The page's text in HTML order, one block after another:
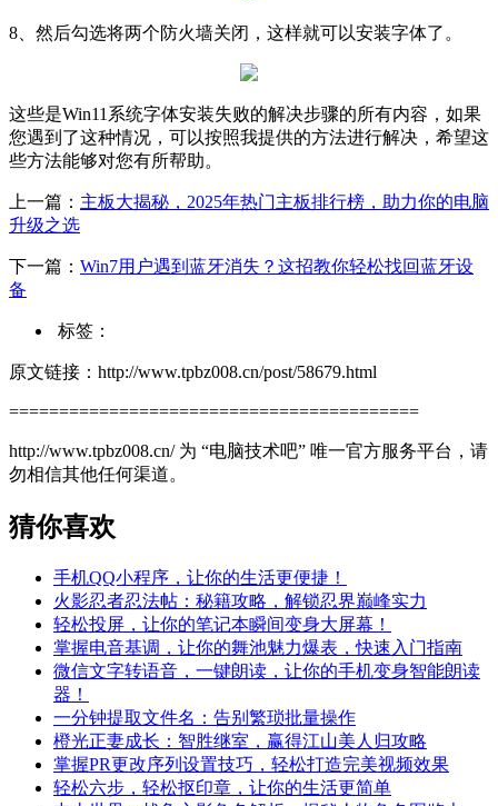
8、然后勾选将两个防火墙关闭，这样就可以安装字体了。
这些是Win11系统字体安装失败的解决步骤的所有内容，如果
您遇到了这种情况，可以按照我提供的方法进行解决，希望这
些方法能够对您有所帮助。
上一篇： 主板大揭秘，2025年热门主板排行榜，助力你的电脑
升级之选
下一篇： Win7用户遇到蓝牙消失？这招教你轻松找回蓝牙设
备
标签：
原文链接：http://www.tpbz008.cn/post/58679.html
=========================================
http://www.tpbz008.cn/ 为 “电脑技术吧” 唯一官方服务平台，请
勿相信其他任何渠道。
猜你喜欢
手机QQ小程序，让你的生活更便捷！
火影忍者忍法帖：秘籍攻略，解锁忍界巅峰实力
轻松投屏，让你的笔记本瞬间变身大屏幕！
掌握电音基调，让你的舞池魅力爆表，快速入门指南
微信文字转语音，一键朗读，让你的手机变身智能朗读
器！
一分钟提取文件名：告别繁琐批量操作
橙光正妻成长：智胜继室，赢得江山美人归攻略
掌握PR更改序列设置技巧，轻松打造完美视频效果
轻松六步，轻松抠印章，让你的生活更简单